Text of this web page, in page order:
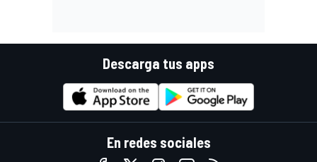
Descarga tus apps
En redes sociales